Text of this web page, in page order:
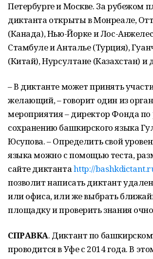
Петербурге и Москве. За рубежом
диктанта открыты в Монреале,
(Канада), Нью-Йорке и Лос-
Стамбуле и Анталье (Турция),
(Китай), Нурсултане (Казахстан) и
– В диктанте может принять
желающий, – говорит один из
мероприятия – директор Фонда по
сохранению башкирского языка
Юсупова. – Определить свой
языка можно с помощью теста,
сайте диктантаhttp://
позволит написать диктант
или офиса, или же выбрать
площадку и проверить знания
СПРАВКА. Диктант по
проводится в Уфе с 2014 года. В